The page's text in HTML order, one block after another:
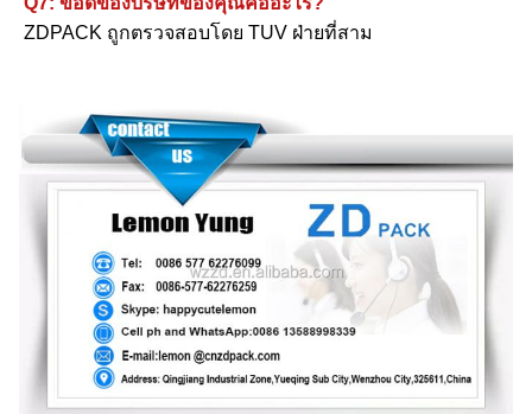
ZDPACK ถูกตรวจสอบโดย TUV ฝ่ายที่สาม